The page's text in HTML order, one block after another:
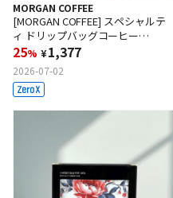
MORGAN COFFEE
[MORGAN COFFEE] スペシャルテ
ィ ドリップバッグコーヒー
（Decaf Monroe）10g x 7袋/箱
25% ¥1,377
2026-07-02